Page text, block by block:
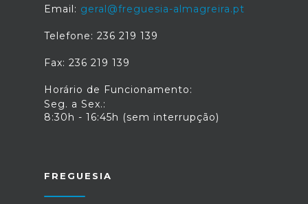
Email: geral@freguesia-almagreira.pt
Telefone: 236 219 139
Fax: 236 219 139
Horário de Funcionamento:
Seg. a Sex.:
8:30h - 16:45h (sem interrupção)
FREGUESIA